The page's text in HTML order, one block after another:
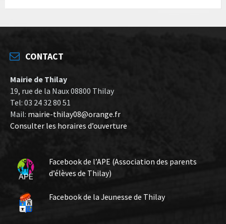
CONTACT
Mairie de Thilay
19, rue de la Naux 08800 Thilay
Tel: 03 24 32 80 51
Mail: mairie-thilay08@orange.fr
Consulter les horaires d’ouverture
Facebook de l’APE (Association des parents
d’élèves de Thilay)
Facebook de la Jeunesse de Thilay